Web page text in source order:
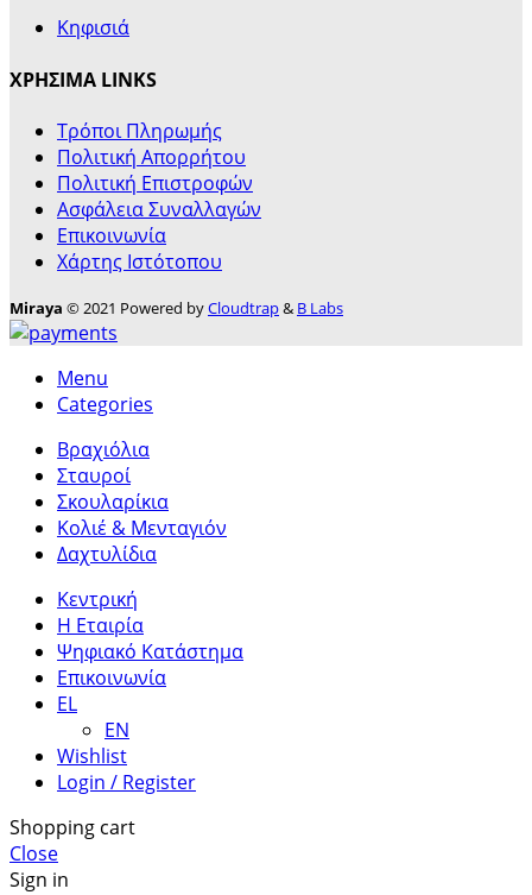
Κηφισιά
ΧΡΗΣΙΜΑ LINKS
Τρόποι Πληρωμής
Πολιτική Απορρήτου
Πολιτική Επιστροφών
Aσφάλεια Συναλλαγών
Επικοινωνία
Χάρτης Ιστότοπου
Miraya © 2021 Powered byCloudtrap& B Labs
Menu
Categories
Βραχιόλια
Σταυροί
Σκουλαρίκια
Κολιέ & Μενταγιόν
Δαχτυλίδια
Κεντρική
Η Εταιρία
Ψηφιακό Κατάστημα
Επικοινωνία
EL
EN
Wishlist
Login / Register
Shopping cart
Close
Sign in